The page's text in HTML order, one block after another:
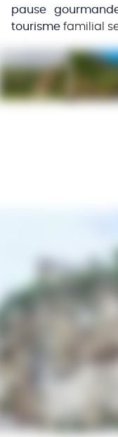
pause
tourisme familial